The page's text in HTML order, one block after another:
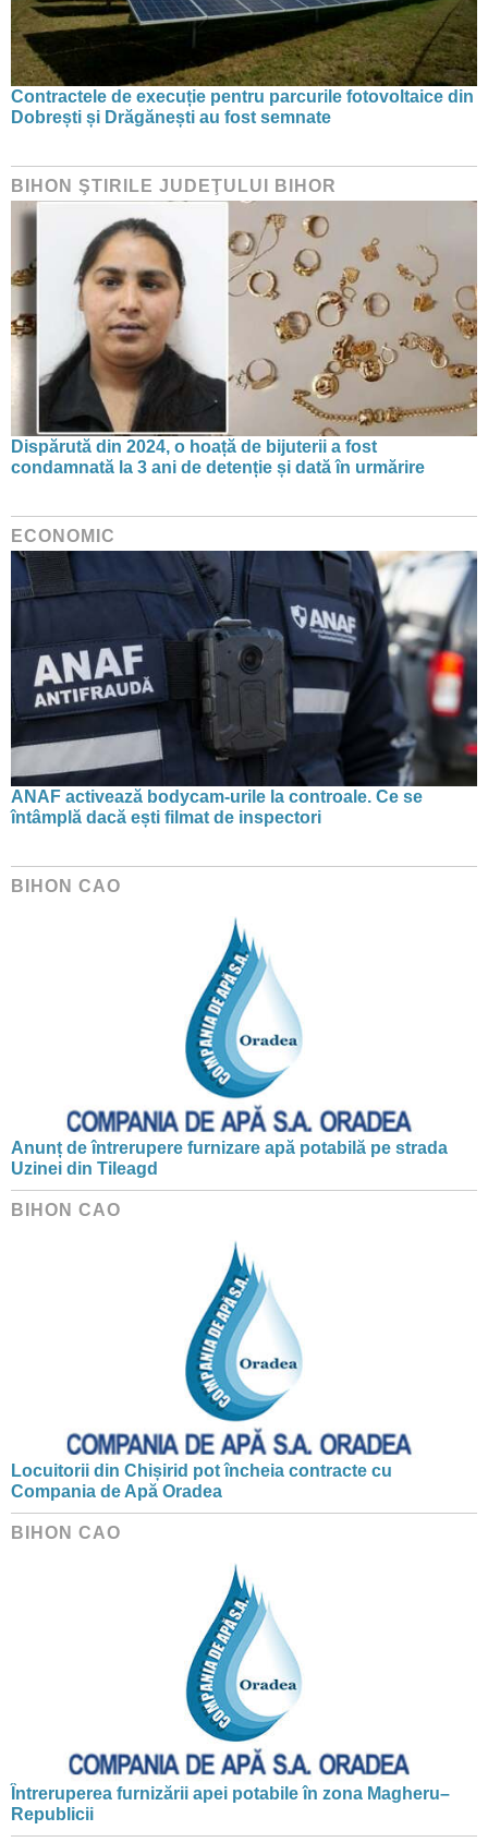
Contractele de execuție pentru parcurile fotovoltaice din
Dobrești și Drăgănești au fost semnate
BIHON ŞTIRILE JUDEŢULUI BIHOR
Dispărută din 2024, o hoață de bijuterii a fost
condamnată la 3 ani de detenție și dată în urmărire
ECONOMIC
ANAF activează bodycam-urile la controale. Ce se
întâmplă dacă ești filmat de inspectori
BIHON CAO
Anunț de întrerupere furnizare apă potabilă pe strada
Uzinei din Tileagd
BIHON CAO
Locuitorii din Chișirid pot încheia contracte cu
Compania de Apă Oradea
BIHON CAO
Întreruperea furnizării apei potabile în zona Magheru–
Republicii